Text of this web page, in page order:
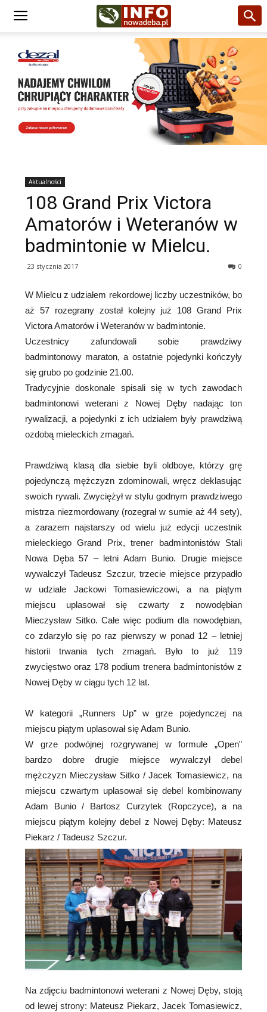
Aktualności
108 Grand Prix Victora
Amatorów i Weteranów w
badmintonie w Mielcu.
23 stycznia 2017 0
W Mielcu z udziałem rekordowej liczby uczestników, bo
aż 57 rozegrany został kolejny już 108 Grand Prix
Victora Amatorów i Weteranów w badmintonie.
Uczestnicy zafundowali sobie prawdziwy
badmintonowy maraton, a ostatnie pojedynki kończyły
się grubo po godzinie 21.00.
Tradycyjnie doskonale spisali się w tych zawodach
badmintonowi weterani z Nowej Dęby nadając ton
rywalizacji, a pojedynki z ich udziałem były prawdziwą
ozdobą mieleckich zmagań.
Prawdziwą klasą dla siebie byli oldboye, którzy grę
pojedynczą mężczyzn zdominowali, wręcz deklasując
swoich rywali. Zwyciężył w stylu godnym prawdziwego
mistrza niezmordowany (rozegrał w sumie aż 44 sety),
a zarazem najstarszy od wielu już edycji uczestnik
mieleckiego Grand Prix, trener badmintonistów Stali
Nowa Dęba 57 – letni Adam Bunio. Drugie miejsce
wywalczył Tadeusz Szczur, trzecie miejsce przypadło
w udziale Jackowi Tomasiewiczowi, a na piątym
miejscu uplasował się czwarty z nowodębian
Mieczysław Sitko. Całe więc podium dla nowodębian,
co zdarzyło się po raz pierwszy w ponad 12 – letniej
historii trwania tych zmagań. Było to już 119
zwycięstwo oraz 178 podium trenera badmintonistów z
Nowej Dęby w ciągu tych 12 lat.
W kategorii „Runners Up” w grze pojedynczej na
miejscu piątym uplasował się Adam Bunio.
W grze podwójnej rozgrywanej w formule „Open”
bardzo dobre drugie miejsce wywalczył debel
mężczyzn Mieczysław Sitko / Jacek Tomasiewicz, na
miejscu czwartym uplasował się debel kombinowany
Adam Bunio / Bartosz Curzytek (Ropczyce), a na
miejscu piątym kolejny debel z Nowej Dęby: Mateusz
Piekarz / Tadeusz Szczur.
Na zdjęciu badmintonowi weterani z Nowej Dęby, stoją
od lewej strony: Mateusz Piekarz, Jacek Tomasiewicz,